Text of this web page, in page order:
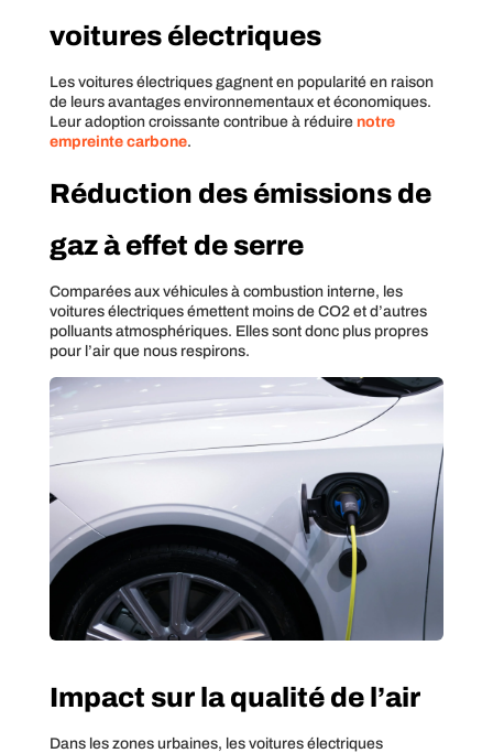
voitures électriques
Les voitures électriques gagnent en popularité en raison
de leurs avantages environnementaux et économiques.
Leur adoption croissante contribue à réduire notre
empreinte carbone.
Réduction des émissions de
gaz à effet de serre
Comparées aux véhicules à combustion interne, les
voitures électriques émettent moins de CO2 et d’autres
polluants atmosphériques. Elles sont donc plus propres
pour l’air que nous respirons.
Impact sur la qualité de l’air
Dans les zones urbaines, les voitures électriques